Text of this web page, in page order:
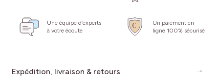
Une équipe d’experts
à votre écoute
Un paiement en
ligne 100% sécurisé
Expédition, livraison & retours